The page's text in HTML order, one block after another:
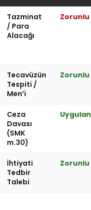
Tazminat
/ Para
Alacağı
Zorunlu
Tecavüzün
Tespiti /
Men’i
Ceza
Davası
(SMK
m.30)
İhtiyati
Tedbir
Talebi